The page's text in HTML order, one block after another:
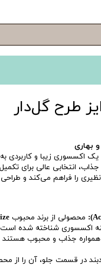
طرح گل‌دار
بهاری
یک اکسسوری زیبا و کاربردی
انتخابی عالی برای
را فراهم می‌کند و
محصولی از برند محبوب
اکسسوری شناخته شده
همواره جذاب و محبوب هستند
در قسمت جلو، آن را از